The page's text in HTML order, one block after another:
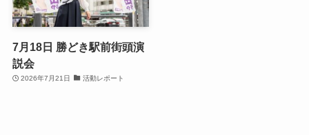
7月18日 勝どき駅前街頭演
説会
2026年7月21日 活動レポート